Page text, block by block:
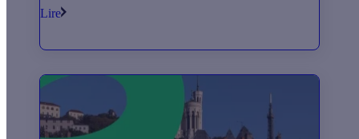
Lire